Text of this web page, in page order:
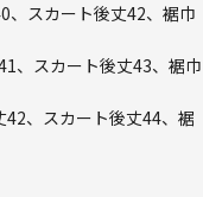
、スカート後丈42、裾巾
、スカート後丈43、裾巾
、スカート後丈44、裾